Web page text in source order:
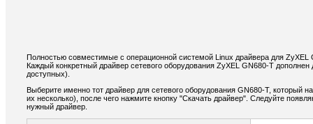
Полностью совместимые с операционной системой Linux драйвера для
Каждый конкретный драйвер сетевого оборудования ZyXEL GN680-T
доступных).
Выберите именно тот драйвер для сетевого оборудования GN680-T, который
их несколько), после чего нажмите кнопку "Скачать драйвер". Следуйте
нужный драйвер.